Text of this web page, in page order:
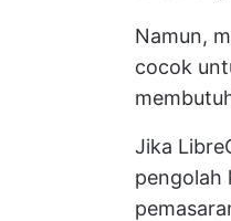
Namun,
cocok
Jika
pengolah